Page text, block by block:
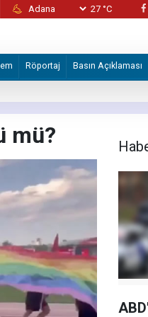
STK'den Volkswagen fabrikasının
27 °C
Röportaj Basın Açıklaması
mü?